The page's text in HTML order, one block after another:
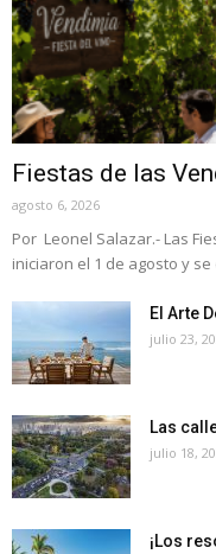
Fiestas de las
agosto 6, 2026
Por Leonel Salazar.- Las
iniciaron el 1 de agosto y
El Arte
julio 23,
Las
julio 18,
¡Los